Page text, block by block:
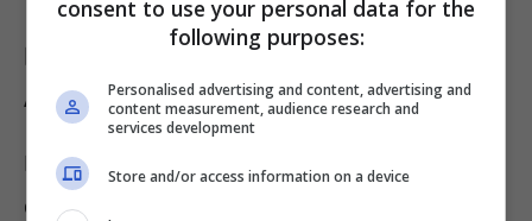
Modem wi-fi, quanto mi consumi?
Attenzione ai costi “nascosti”
Il modem è considerato tra i dispositivi che
consumano relativamente poco. Non
consent to use your personal data for the
following purposes:
Personalised advertising and content, advertising and
content measurement, audience research and
services development
Store and/or access information on a device